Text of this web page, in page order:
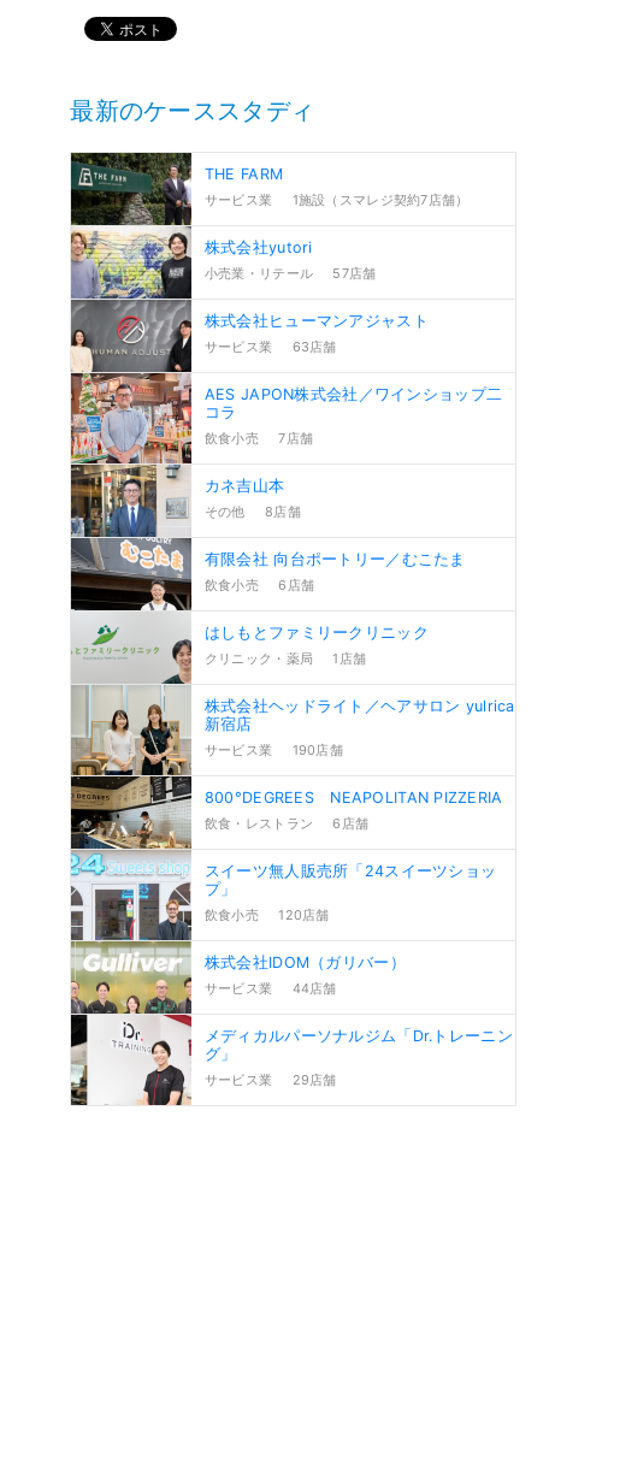
最新のケーススタディ
THE FARM
サービス業 1施設（スマレジ契約7店舗）
株式会社yutori
小売業・リテール 57店舗
株式会社ヒューマンアジャスト
サービス業 63店舗
AES JAPON株式会社／ワインショップ二
コラ
飲食小売 7店舗
カネ吉山本
その他 8店舗
有限会社 向台ポートリー／むこたま
飲食小売 6店舗
はしもとファミリークリニック
クリニック・薬局 1店舗
株式会社ヘッドライト／ヘアサロン yulrica
新宿店
サービス業 190店舗
800°DEGREES NEAPOLITAN PIZZERIA
飲食・レストラン 6店舗
スイーツ無人販売所「24スイーツショッ
プ」
飲食小売 120店舗
株式会社IDOM（ガリバー）
サービス業 44店舗
メディカルパーソナルジム「Dr.トレーニン
グ」
サービス業 29店舗